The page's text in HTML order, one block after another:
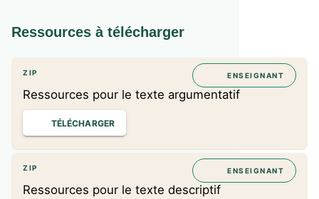
Ressources à télécharger
ZIP
Ressources pour le texte argumentatif
ENSEIGNANT
TÉLÉCHARGER
ZIP
Ressources pour le texte descriptif
ENSEIGNANT